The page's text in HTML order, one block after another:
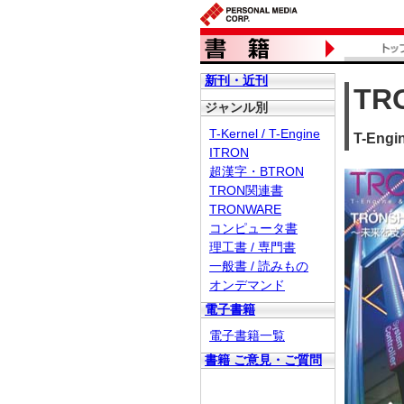
T-
新刊・近刊
ジャンル別
T-Kernel / T-Engine
ITRON
超漢字・BTRON
TRON関連書
TRONWARE
コンピュータ書
理工書 / 専門書
一般書 / 読みもの
オンデマンド
電子書籍
電子書籍一覧
書籍 ご意見・ご質問